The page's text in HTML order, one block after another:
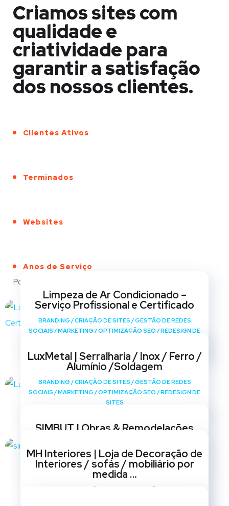
Criamos sites com
qualidade e
criatividade para
garantir a satisfação
dos nossos clientes.
Clientes Ativos
Terminados
Websites
Anos de Serviço
Portfólio
Limpeza de Ar Condicionado –
Serviço Profissional e Certificado
BRANDING /CRIAÇÃO DE SITES /GESTÃO DE REDES
SOCIAIS /MARKETING /OPTIMIZAÇÃO SEO /REDESIGN DE
LuxMetal | Serralharia / Inox / Ferro /
Alumínio /Soldagem
BRANDING /CRIAÇÃO DE SITES /GESTÃO DE REDES
SOCIAIS /MARKETING /OPTIMIZAÇÃO SEO /REDESIGN DE
SITES
SIMBUT | Obras & Remodelações
SOCIAIS /MARKETING OPTIMIZAÇÃO SEO/ REDESIGN DE
SITES
MH Interiores | Loja de Decoração de
Interiores / sofás / mobiliário por
medida …